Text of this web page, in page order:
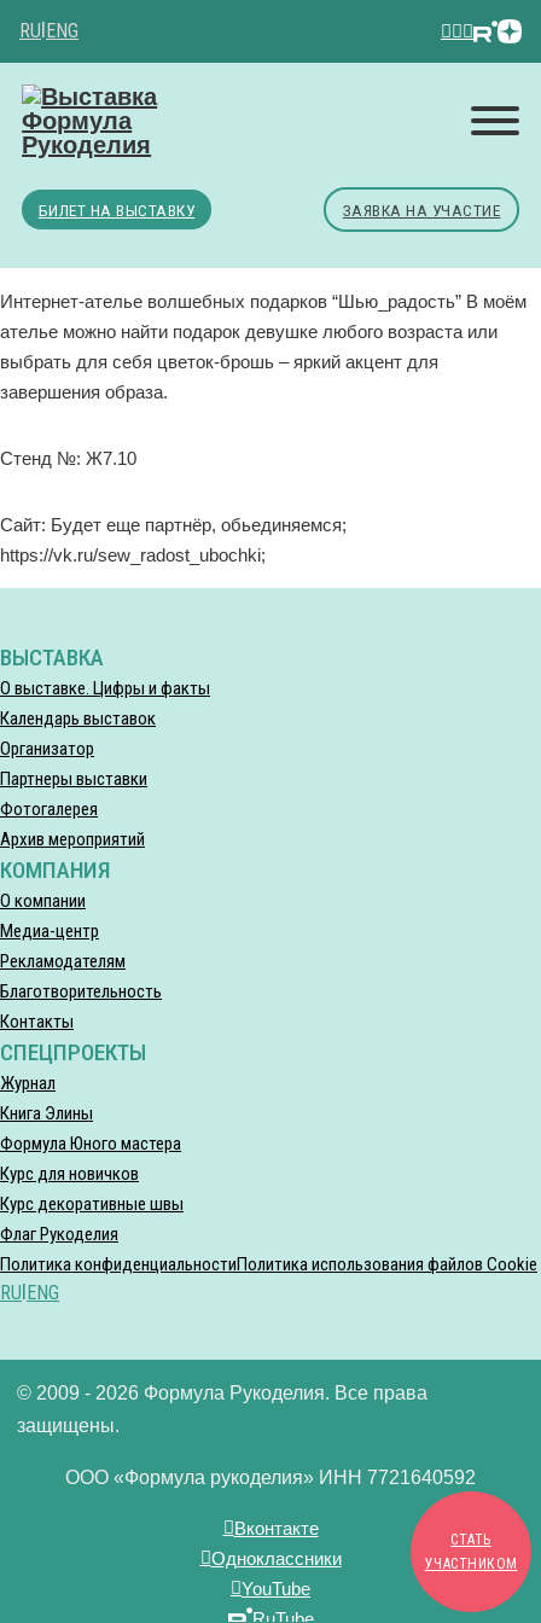
RU ENG
БИЛЕТ НА ВЫСТАВКУ ЗАЯВКА НА УЧАСТИЕ
Интернет-ателье волшебных подарков “Шью_радость” В моëм
ателье можно найти подарок девушке любого возраста или
выбрать для себя цветок-брошь – яркий акцент для
завершения образа.
Стенд №: Ж7.10
Сайт: Будет еще партнёр, обьединяемся;
https://vk.ru/sew_radost_ubochki;
ВЫСТАВКА
О выставке. Цифры и факты
Календарь выставок
Организатор
Партнеры выставки
Фотогалерея
Архив мероприятий
КОМПАНИЯ
О компании
Медиа-центр
Рекламодателям
Благотворительность
Контакты
СПЕЦПРОЕКТЫ
Журнал
Книга Элины
Формула Юного мастера
Курс для новичков
Курс декоративные швы
Флаг Рукоделия
СТАТЬ
УЧАСТНИКОМ
Политика конфиденциальностиПолитика использования файлов Cookie
RU ENG
© 2009 - 2026 Формула Рукоделия. Все права
защищены.
ООО «Формула рукоделия» ИНН 7721640592
Вконтакте
Одноклассники
YouTube
RuTube